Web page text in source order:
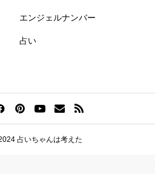
エンジェルナンバー
占い
占いちゃんは考えた